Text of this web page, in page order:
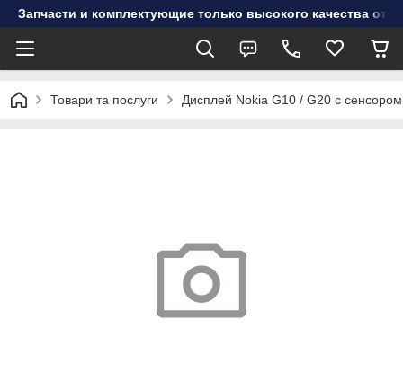
Запчасти и комплектующие только высокого качества от
Товари та послуги Дисплей Nokia G10 / G20 с